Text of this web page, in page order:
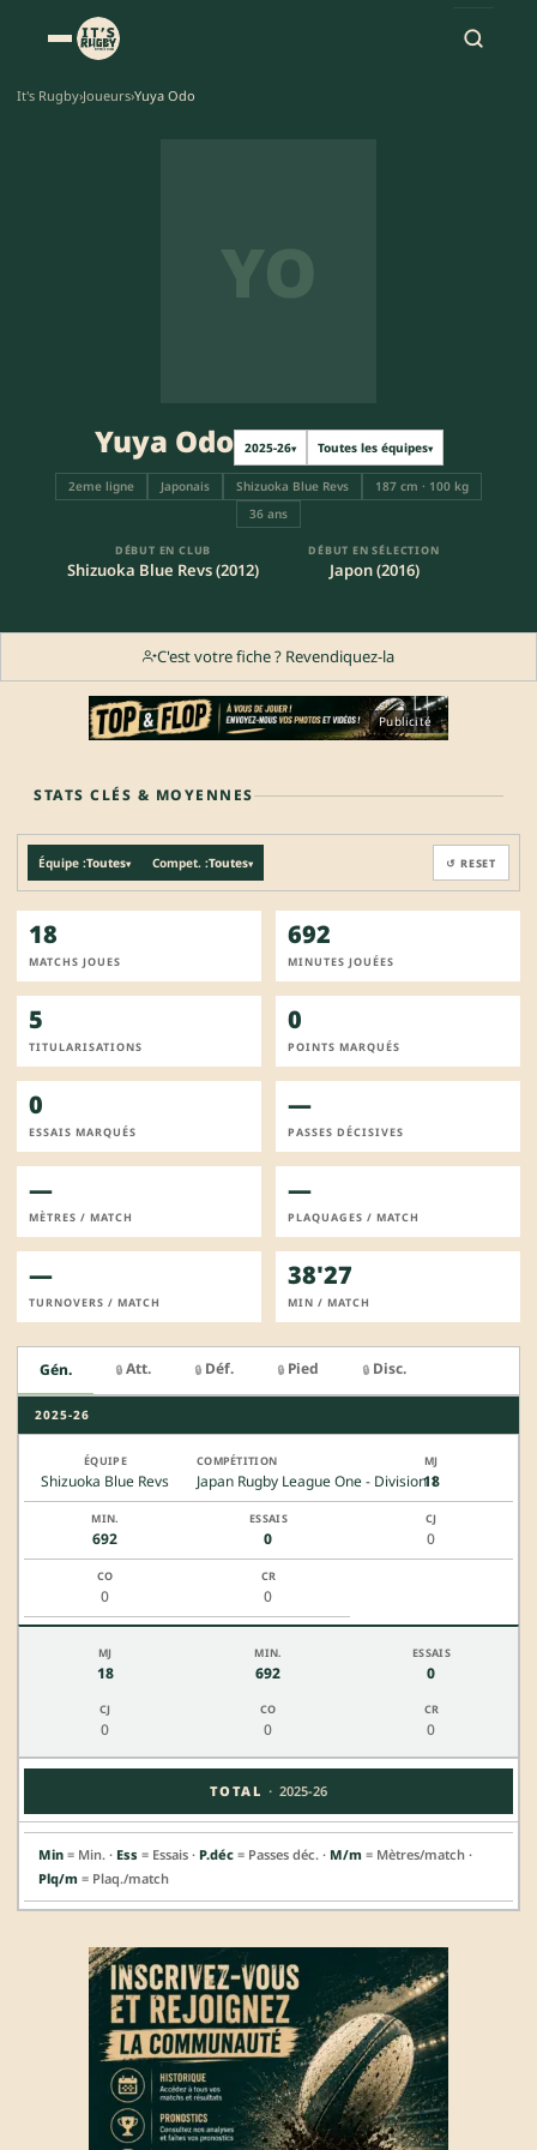
It's Rugby›Joueurs›Yuya Odo
YO
Yuya Odo 2025-26▾ Toutes les équipes▾
2eme ligne Japonais Shizuoka Blue Revs
187 cm · 100 kg
36 ans
DÉBUT EN CLUB
Shizuoka Blue Revs (2012)
DÉBUT EN SÉLECTION
Japon (2016)
C'est votre fiche ? Revendiquez-la
Publicité
STATS CLÉS & MOYENNES
Équipe :Toutes▾ Compet. :Toutes▾ ↺ RESET
18
MATCHS JOUES
692
MINUTES JOUÉES
5
TITULARISATIONS
0
POINTS MARQUÉS
0
ESSAIS MARQUÉS
—
PASSES DÉCISIVES
—
MÈTRES / MATCH
—
PLAQUAGES / MATCH
—
TURNOVERS / MATCH
38'27
MIN / MATCH
Gén. 🔒 Att. 🔒 Déf. 🔒 Pied 🔒 Disc.
2025-26
Shizuoka Blue Revs Japan Rugby League One - Division 1
18
692 0 0
0 0
18 692 0
0 0 0
TOTAL · 2025-26
Min = Min. · Ess = Essais · P.déc = Passes déc. · M/m = Mètres/match ·
Plq/m = Plaq./match